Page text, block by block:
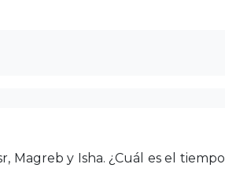
Magreb y Isha. ¿Cuál es el tiempo